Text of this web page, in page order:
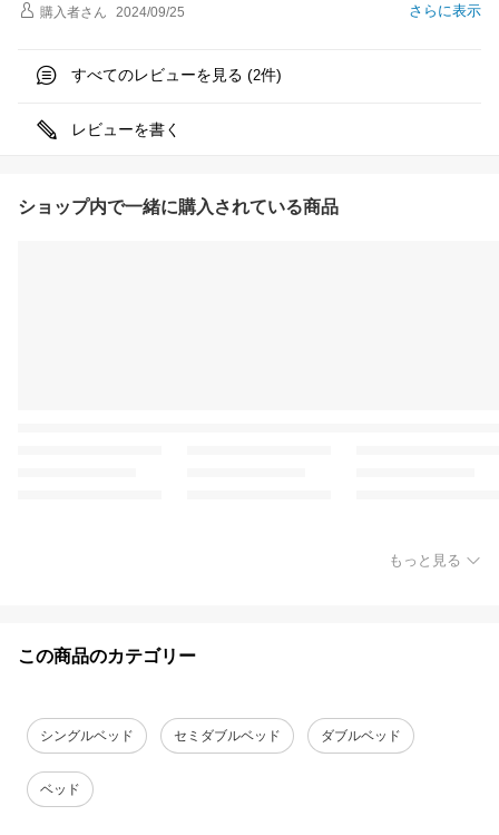
さらに表示
購入者さん 2024/09/25
すべてのレビューを見る (2件)
レビューを書く
ショップ内で一緒に購入されている商品
もっと見る
この商品のカテゴリー
シングルベッド セミダブルベッド ダブルベッド
ベッド